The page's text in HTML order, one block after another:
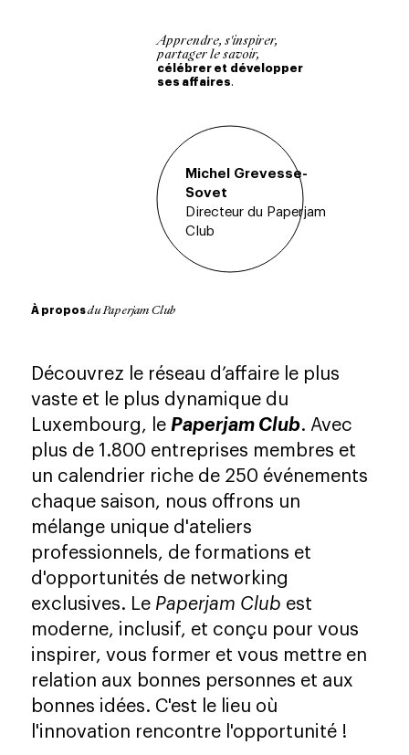
Apprendre, s'inspirer,
partager le savoir,
célébrer et développer
ses affaires.
Michel Grevesse-
Sovet
Directeur du Paperjam
Club
À proposdu Paperjam Club
Découvrez le réseau d’affaire le plus
vaste et le plus dynamique du
Luxembourg, le Paperjam Club. Avec
plus de 1.800 entreprises membres et
un calendrier riche de 250 événements
chaque saison, nous offrons un
mélange unique d'ateliers
professionnels, de formations et
d'opportunités de networking
exclusives. Le Paperjam Club est
moderne, inclusif, et conçu pour vous
inspirer, vous former et vous mettre en
relation aux bonnes personnes et aux
bonnes idées. C'est le lieu où
l'innovation rencontre l'opportunité !